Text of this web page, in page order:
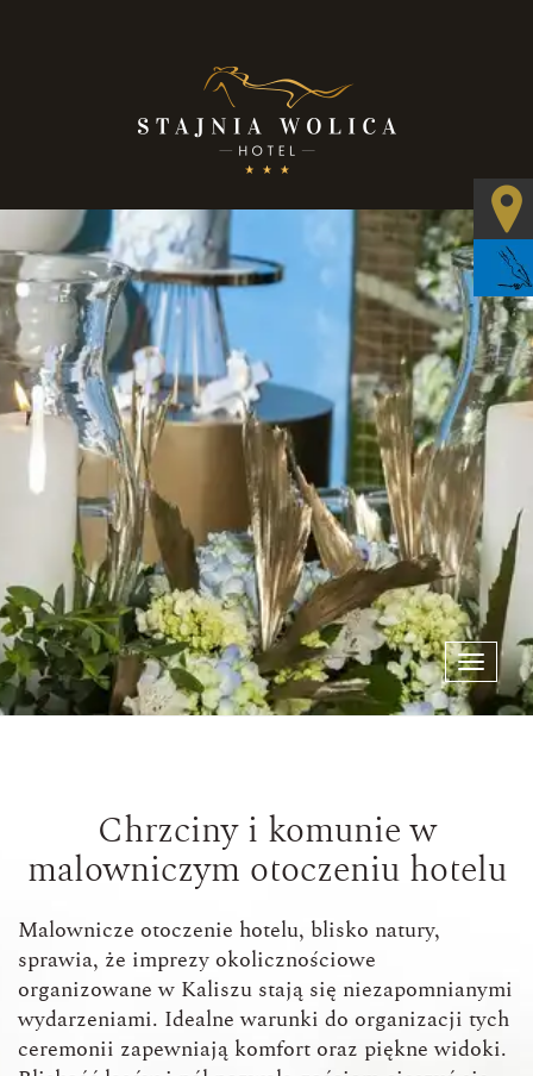
Chrzciny i komunie w
malowniczym otoczeniu hotelu
Malownicze otoczenie hotelu, blisko natury,
sprawia, że imprezy okolicznościowe
organizowane w Kaliszu stają się niezapomnianymi
wydarzeniami. Idealne warunki do organizacji tych
ceremonii zapewniają komfort oraz piękne widoki.